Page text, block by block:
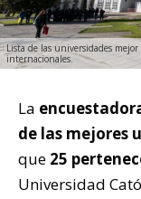
Lista de las universidades
internacionales.
La
de las mejores
que 25
Universidad